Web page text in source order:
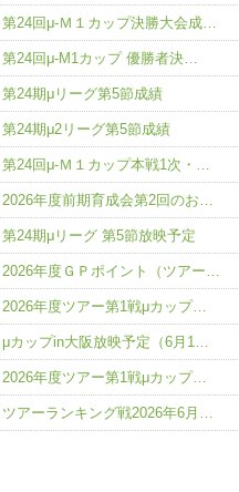
第24回μ-Ｍ１カップ決勝大会成…
第24回μ-M1カップ 優勝者決…
第24期μリーグ第5節成績
第24期μ2リーグ第5節成績
第24回μ-Ｍ１カップ本戦1次・…
2026年度前期育成会第2回のお…
第24期μリーグ 第5節放映予定
2026年度ＧＰポイント（ツアー…
2026年度ツアー第1戦μカップ…
μカップin大阪放映予定（6月1…
2026年度ツアー第1戦μカップ…
ツアーランキング戦2026年6月…